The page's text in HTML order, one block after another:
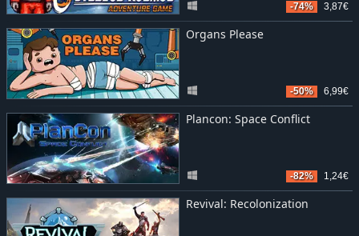
-74% 3,87€
Organs Please
-50% 6,99€
Plancon: Space Conflict
-82% 1,24€
Revival: Recolonization